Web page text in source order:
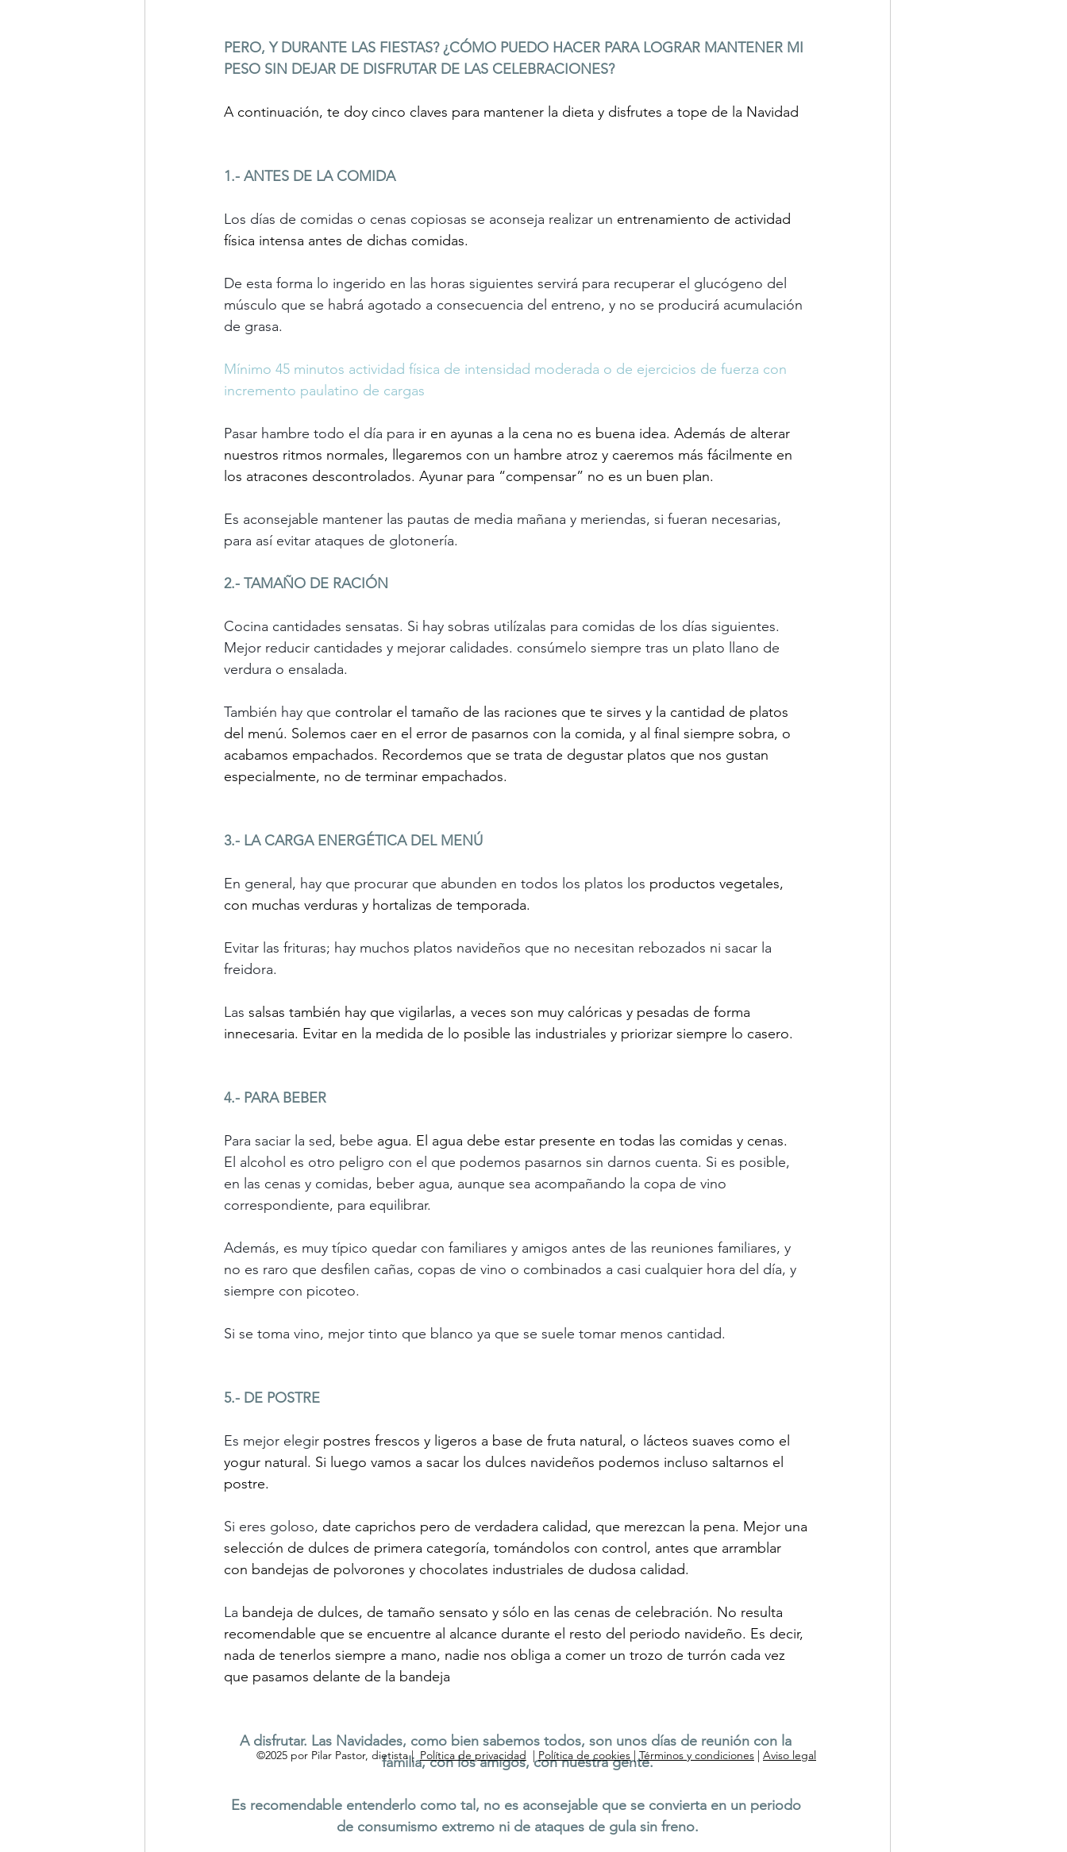
PERO, Y DURANTE LAS FIESTAS? ¿CÓMO PUEDO HACER PARA LOGRAR MANTENER MI
PESO SIN DEJAR DE DISFRUTAR DE LAS CELEBRACIONES?
A continuación, te doy cinco claves para mantener la dieta y disfrutes a tope de la Navidad
1.- ANTES DE LA COMIDA
Los días de comidas o cenas copiosas se aconseja realizar un entrenamiento de actividad
física intensa antes de dichas comidas.
De esta forma lo ingerido en las horas siguientes servirá para recuperar el glucógeno del
músculo que se habrá agotado a consecuencia del entreno, y no se producirá acumulación
de grasa.
Mínimo 45 minutos actividad física de intensidad moderada o de ejercicios de fuerza con
incremento paulatino de cargas
Pasar hambre todo el día para ir en ayunas a la cena no es buena idea. Además de alterar
nuestros ritmos normales, llegaremos con un hambre atroz y caeremos más fácilmente en
los atracones descontrolados. Ayunar para “compensar” no es un buen plan.
Es aconsejable mantener las pautas de media mañana y meriendas, si fueran necesarias,
para así evitar ataques de glotonería.
2.- TAMAÑO DE RACIÓN
Cocina cantidades sensatas. Si hay sobras utilízalas para comidas de los días siguientes.
Mejor reducir cantidades y mejorar calidades. consúmelo siempre tras un plato llano de
verdura o ensalada.
También hay que controlar el tamaño de las raciones que te sirves y la cantidad de platos
del menú. Solemos caer en el error de pasarnos con la comida, y al final siempre sobra, o
acabamos empachados. Recordemos que se trata de degustar platos que nos gustan
especialmente, no de terminar empachados.
3.- LA CARGA ENERGÉTICA DEL MENÚ
En general, hay que procurar que abunden en todos los platos los productos vegetales,
con muchas verduras y hortalizas de temporada.
Evitar las frituras; hay muchos platos navideños que no necesitan rebozados ni sacar la
freidora.
Las salsas también hay que vigilarlas, a veces son muy calóricas y pesadas de forma
innecesaria. Evitar en la medida de lo posible las industriales y priorizar siempre lo casero.
4.- PARA BEBER
Para saciar la sed, bebe agua. El agua debe estar presente en todas las comidas y cenas.
El alcohol es otro peligro con el que podemos pasarnos sin darnos cuenta. Si es posible,
en las cenas y comidas, beber agua, aunque sea acompañando la copa de vino
correspondiente, para equilibrar.
Además, es muy típico quedar con familiares y amigos antes de las reuniones familiares, y
no es raro que desfilen cañas, copas de vino o combinados a casi cualquier hora del día, y
siempre con picoteo.
Si se toma vino, mejor tinto que blanco ya que se suele tomar menos cantidad.
5.- DE POSTRE
Es mejor elegir postres frescos y ligeros a base de fruta natural, o lácteos suaves como el
yogur natural. Si luego vamos a sacar los dulces navideños podemos incluso saltarnos el
postre.
Si eres goloso, date caprichos pero de verdadera calidad, que merezcan la pena. Mejor una
selección de dulces de primera categoría, tomándolos con control, antes que arramblar
con bandejas de polvorones y chocolates industriales de dudosa calidad.
La bandeja de dulces, de tamaño sensato y sólo en las cenas de celebración. No resulta
recomendable que se encuentre al alcance durante el resto del periodo navideño. Es decir,
nada de tenerlos siempre a mano, nadie nos obliga a comer un trozo de turrón cada vez
que pasamos delante de la bandeja
A disfrutar. Las Navidades, como bien sabemos todos, son unos días de reunión con la
familia, con los amigos, con nuestra gente.
Es recomendable entenderlo como tal, no es aconsejable que se convierta en un periodo
de consumismo extremo ni de ataques de gula sin freno.
©2025 por Pilar Pastor, dietista | Política de privacidad | Política de cookies |Términos y condiciones | Aviso legal